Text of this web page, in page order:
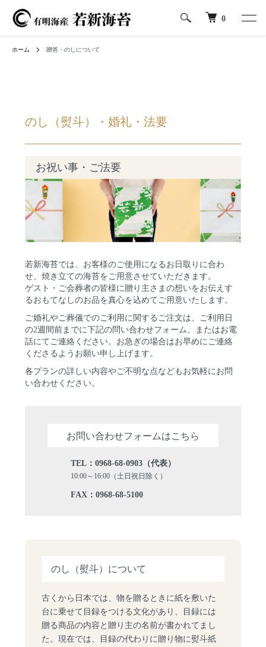
0
ホーム 贈答・のしについて
のし（熨斗）・婚礼・法要
お祝い事・ご法要
若新海苔では、お客様のご使用になるお日取りに合わ
せ、焼き立ての海苔をご用意させていただきます。
ゲスト・ご会葬者の皆様に贈り主さまの想いをお伝えす
るおもてなしのお品を真心を込めてご用意いたします。
ご婚礼やご葬儀でのご利用に関するご注文は、ご利用日
の2週間前までに下記の問い合わせフォーム、またはお電
話にてご連絡ください。お急ぎの場合はお早めにご連絡
くださるようお願い申し上げます。
各プランの詳しい内容やご不明な点などもお気軽にお問
い合わせください。
お問い合わせフォームはこちら
TEL：0968-68-0903（代表）
10:00～16:00（土日祝日除く）
FAX：0968-68-5100
のし（熨斗）について
古くから日本では、物を贈るときに紙を敷いた
台に乗せて目録をつける文化があり、目録には
贈る商品の内容と贈り主の名前が書かれてまし
た。現在では、目録の代わりに贈り物に熨斗紙